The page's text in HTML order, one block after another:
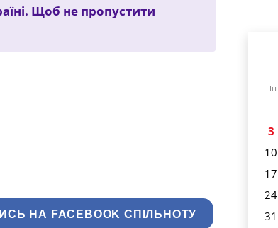
Щоб не пропустити
НА FACEBOOK СПІЛЬНОТУ
Пн
3
10
17
24
31